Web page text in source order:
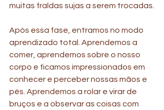
muitas fraldas sujas a serem trocadas.
Após essa fase, entramos no modo
aprendizado total. Aprendemos a
comer, aprendemos sobre o nosso
corpo e ficamos impressionados em
conhecer e perceber nossas mãos e
pés. Aprendemos a rolar e virar de
bruços e a observar as coisas com